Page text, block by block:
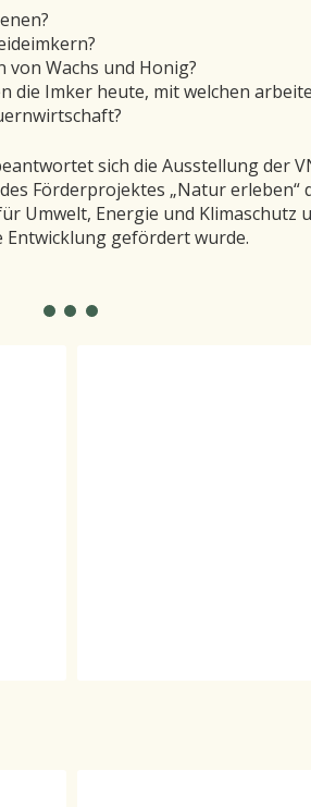
von Wachs und Honig?
die Imker heute, mit welchen
sich die Ausstellung der
Förderprojektes „Natur erleben“
Umwelt, Energie und Klimaschutz
gefördert wurde.